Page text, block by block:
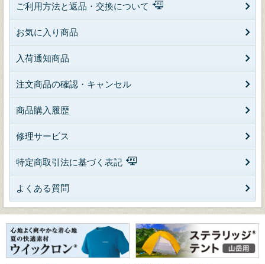
ご利用方法と返品・交換について
お気に入り商品
入荷通知商品
注文商品の確認・キャンセル
商品購入履歴
修理サービス
特定商取引法に基づく表記
よくある質問